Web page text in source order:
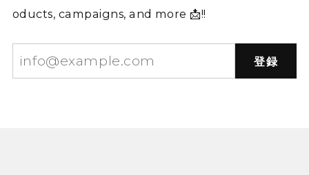
oducts, campaigns, and more 📩!!
登録